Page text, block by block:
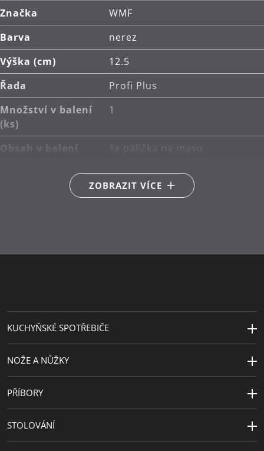
Značka
WMF
Barva
nerez
Výška (cm)
12.5
Řada
Profi Plus
Množství v balení
(ks)
1
Obsah v balení
1x palička na maso
Hlavní materiál
nerezová ocel Cromargan®
18/10
ZOBRAZIT VÍCE
KUCHYŇSKÉ SPOTŘEBIČE
NOŽE A NŮŽKY
PŘÍBORY
STOLOVÁNÍ